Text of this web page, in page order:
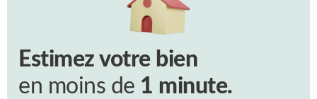
Estimez votre bien
en moins de 1 minute.